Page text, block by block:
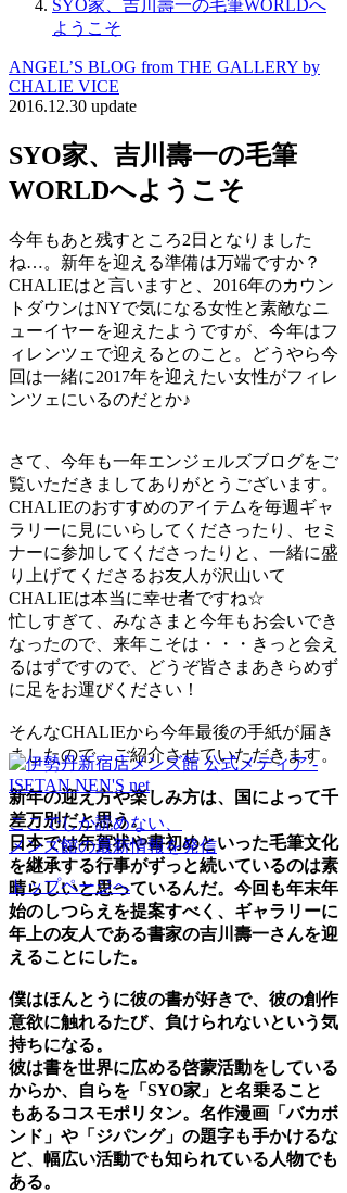
SYO家、吉川壽一の毛筆WORLDへ
ようこそ
ANGEL’S BLOG from THE GALLERY by
CHALIE VICE
2016.12.30 update
SYO家、吉川壽一の毛筆
WORLDへようこそ
今年もあと残すところ2日となりました
ね…。新年を迎える準備は万端ですか？
CHALIEはと言いますと、2016年のカウン
トダウンはNYで気になる女性と素敵なニ
ューイヤーを迎えたようですが、今年はフ
ィレンツェで迎えるとのこと。どうやら今
回は一緒に2017年を迎えたい女性がフィレ
ンツェにいるのだとか♪
さて、今年も一年エンジェルズブログをご
覧いただきましてありがとうございます。
CHALIEのおすすめのアイテムを毎週ギャ
ラリーに見にいらしてくださったり、セミ
ナーに参加してくださったりと、一緒に盛
り上げてくださるお友人が沢山いて
CHALIEは本当に幸せ者ですね☆
忙しすぎて、みなさまと今年もお会いでき
なったので、来年こそは・・・きっと会え
るはずですので、どうぞ皆さまあきらめず
に足をお運びください！
そんなCHALIEから今年最後の手紙が届き
ましたので、ご紹介させていただきます。
新年の迎え方や楽しみ方は、国によって千
差万別だと思う。
日本では年賀状や書初めといった毛筆文化
を継承する行事がずっと続いているのは素
晴らしいと思っているんだ。今回も年末年
始のしつらえを提案すべく、ギャラリーに
年上の友人である書家の吉川壽一さんを迎
えることにした。
僕はほんとうに彼の書が好きで、彼の創作
意欲に触れるたび、負けられないという気
持ちになる。
彼は書を世界に広める啓蒙活動をしている
からか、自らを「SYO家」と名乗ること
もあるコスモポリタン。名作漫画「バカボ
ンド」や「ジパング」の題字も手かけるな
ど、幅広い活動でも知られている人物でも
ある。
ここでしか読めない、
メンズ館の最新情報を発信
トップページへ